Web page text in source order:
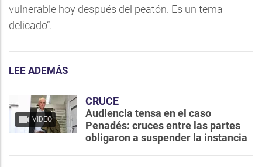
vulnerable hoy después del peatón. Es un tema
delicado”.
LEE ADEMÁS
VIDEO
CRUCE
Audiencia tensa en el caso
Penadés: cruces entre las partes
obligaron a suspender la instancia